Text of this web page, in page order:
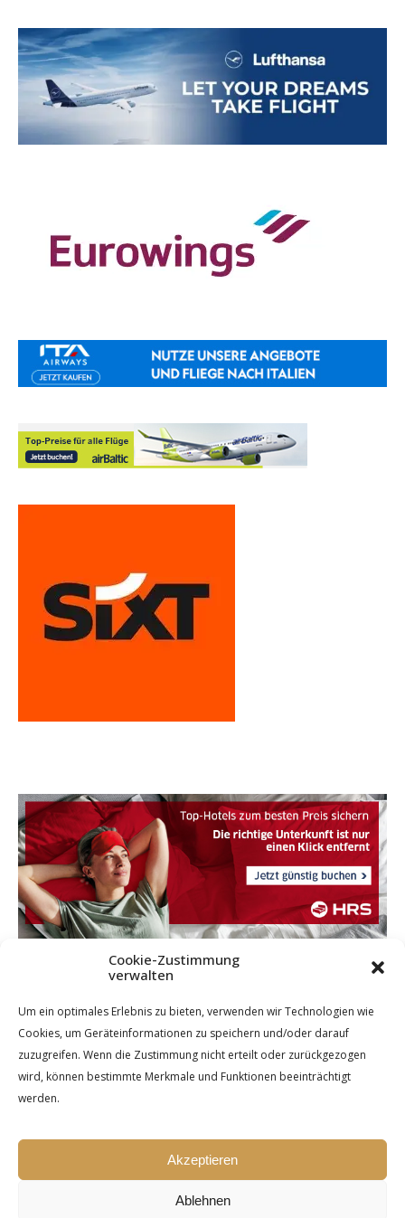
Cookie-Zustimmung
verwalten
Um ein optimales Erlebnis zu bieten, verwenden wir Technologien wie
Cookies, um Geräteinformationen zu speichern und/oder darauf
zuzugreifen. Wenn die Zustimmung nicht erteilt oder zurückgezogen
wird, können bestimmte Merkmale und Funktionen beeinträchtigt
werden.
Akzeptieren
Ablehnen